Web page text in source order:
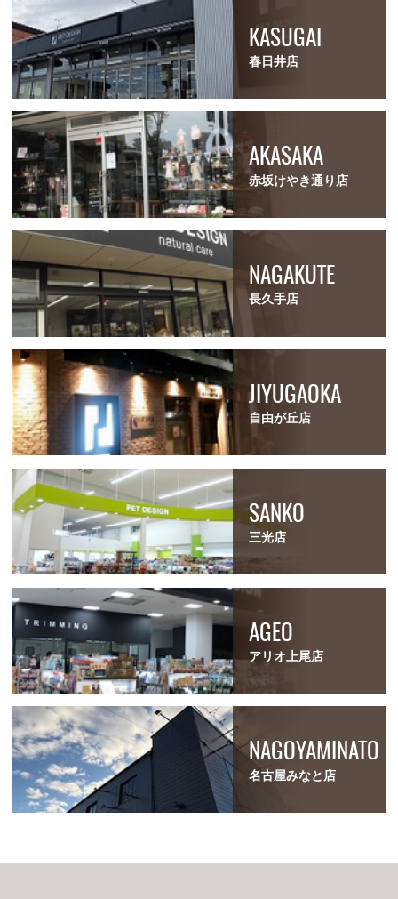
KASUGAI
春日井店
AKASAKA
赤坂けやき通り店
NAGAKUTE
長久手店
JIYUGAOKA
自由が丘店
SANKO
三光店
AGEO
アリオ上尾店
NAGOYAMINATO
名古屋みなと店